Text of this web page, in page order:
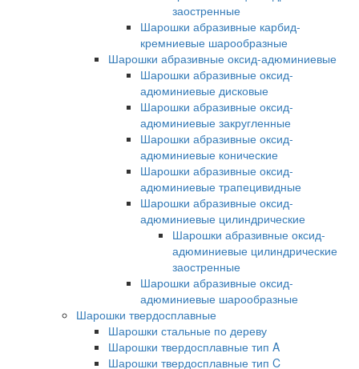
заостренные
Шарошки абразивные карбид-
кремниевые шарообразные
Шарошки абразивные оксид-адюминиевые
Шарошки абразивные оксид-
адюминиевые дисковые
Шарошки абразивные оксид-
адюминиевые закругленные
Шарошки абразивные оксид-
адюминиевые конические
Шарошки абразивные оксид-
адюминиевые трапецивидные
Шарошки абразивные оксид-
адюминиевые цилиндрические
Шарошки абразивные оксид-
адюминиевые цилиндрические
заостренные
Шарошки абразивные оксид-
адюминиевые шарообразные
Шарошки твердосплавные
Шарошки стальные по дереву
Шарошки твердосплавные тип A
Шарошки твердосплавные тип C